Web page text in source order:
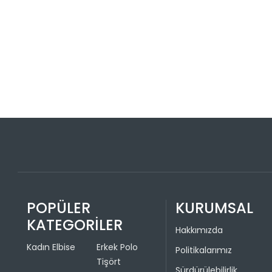
POPÜLER
KATEGORİLER
Kadın Elbise
Erkek Polo
Tişört
KURUMSAL
Hakkımızda
Politikalarımız